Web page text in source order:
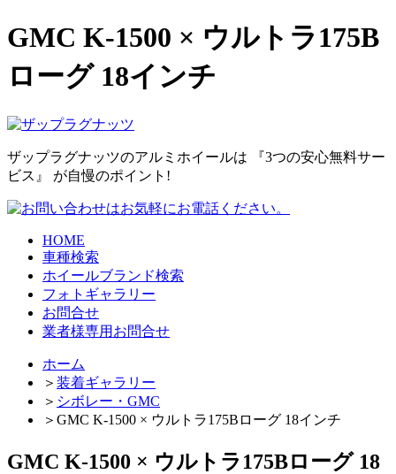
GMC K-1500 × ウルトラ175B
ローグ 18インチ
ザップラグナッツのアルミホイールは
『3つの安心無料サー
ビス』 が自慢のポイント!
HOME
車種検索
ホイールブランド検索
フォトギャラリー
お問合せ
業者様専用お問合せ
ホーム
＞ 装着ギャラリー
＞ シボレー・GMC
＞ GMC K-1500 × ウルトラ175Bローグ 18インチ
GMC K-1500 × ウルトラ175Bローグ 18